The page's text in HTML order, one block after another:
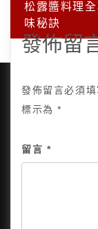
松露醬料理
味秘訣
發佈留
發佈留言必須
標示為*
留言 *